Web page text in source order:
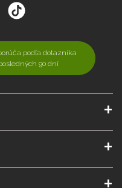
podľa dotazníka
90 dní